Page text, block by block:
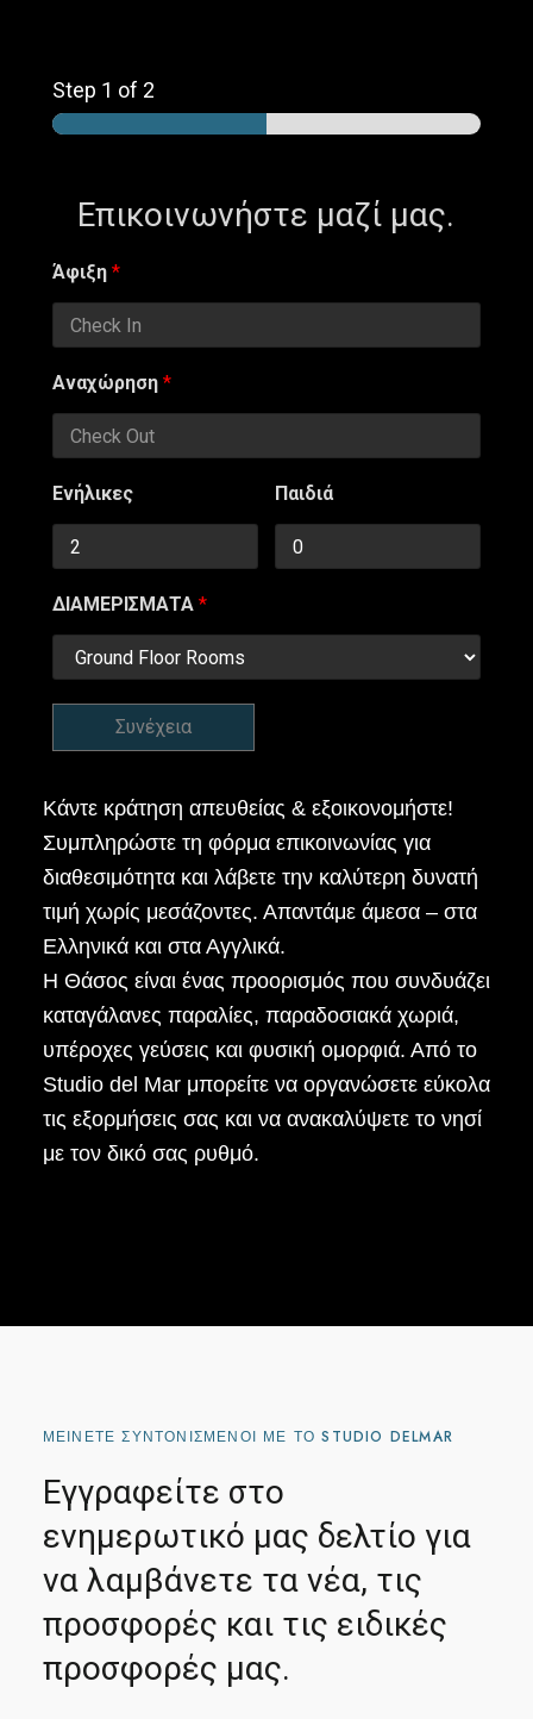
Step 1 of 2
Επικοινωνήστε μαζί μας.
Άφιξη *
Αναχώρηση *
Ενήλικες Παιδιά
ΔΙΑΜΕΡΙΣΜΑΤΑ *
Συνέχεια
Κάντε κράτηση απευθείας & εξοικονομήστε!
Συμπληρώστε τη φόρμα επικοινωνίας για
διαθεσιμότητα και λάβετε την καλύτερη δυνατή
τιμή χωρίς μεσάζοντες. Απαντάμε άμεσα – στα
Ελληνικά και στα Αγγλικά.
Η Θάσος είναι ένας προορισμός που συνδυάζει
καταγάλανες παραλίες, παραδοσιακά χωριά,
υπέροχες γεύσεις και φυσική ομορφιά. Από το
Studio del Mar μπορείτε να οργανώσετε εύκολα
τις εξορμήσεις σας και να ανακαλύψετε το νησί
με τον δικό σας ρυθμό.
ΜΕΊΝΕΤΕ ΣΥΝΤΟΝΙΣΜΈΝΟΙ ΜΕ ΤΟ STUDIO DELMAR
Εγγραφείτε στο
ενημερωτικό μας δελτίο για
να λαμβάνετε τα νέα, τις
προσφορές και τις ειδικές
προσφορές μας.